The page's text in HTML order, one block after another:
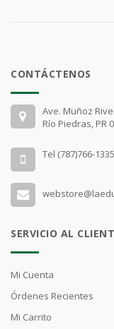
CONTÁCTENOS
Ave. Muñoz
Río Piedras, PR
Tel (787)766-
SERVICIO AL
Mi Cuenta
Órdenes Recientes
Mi Carrito